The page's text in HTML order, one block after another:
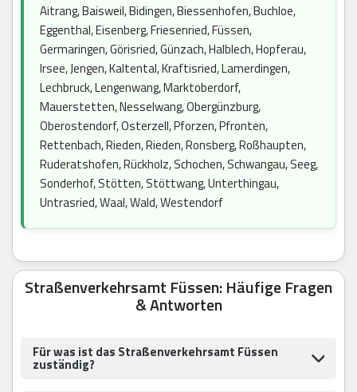
Aitrang, Baisweil, Bidingen, Biessenhofen, Buchloe,
Eggenthal, Eisenberg, Friesenried, Füssen,
Germaringen, Görisried, Günzach, Halblech, Hopferau,
Irsee, Jengen, Kaltental, Kraftisried, Lamerdingen,
Lechbruck, Lengenwang, Marktoberdorf,
Mauerstetten, Nesselwang, Obergünzburg,
Oberostendorf, Osterzell, Pforzen, Pfronten,
Rettenbach, Rieden, Rieden, Ronsberg, Roßhaupten,
Ruderatshofen, Rückholz, Schochen, Schwangau, Seeg,
Sonderhof, Stötten, Stöttwang, Unterthingau,
Untrasried, Waal, Wald, Westendorf
Straßenverkehrsamt Füssen: Häufige Fragen
& Antworten
Für was ist das Straßenverkehrsamt Füssen
zuständig?